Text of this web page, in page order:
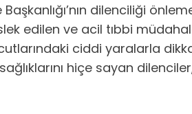
dilenciliği
edilen ve acil tıbbi
ciddi yaralarla
hiçe sayan